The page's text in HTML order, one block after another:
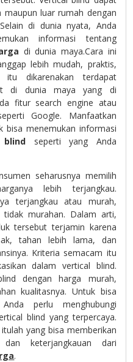
maupun luar rumah dengan
di dunia nyata, Anda
informasi tentang
di dunia maya.Cara ini
lebih mudah, praktis,
dikarenakan terdapat
di dunia maya yang di
fitur search engine atau
Google. Manfaatkan
bisa menemukan informasi
seperti yang Anda
seharusnya memilih
lebih terjangkau.
terjangkau atau murah,
tidak murahan. Dalam arti,
tersebut terjamin karena
tahan lebih lama, dan
Kriteria semacam itu
dalam vertical blind.
dengan harga murah,
kualitasnya. Untuk bisa
Anda perlu menghubungi
blind yang terpercaya.
yang bisa memberikan
keterjangkauan dari
.